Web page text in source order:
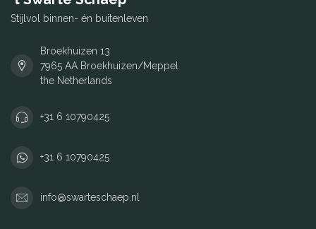
Stijlvol binnen- én buitenleven
Broekhuizen 13
7965 AA Broekhuizen/Meppel
the Netherlands
+31 6 10790425
+31 6 10790425
info@swarteschaep.nl